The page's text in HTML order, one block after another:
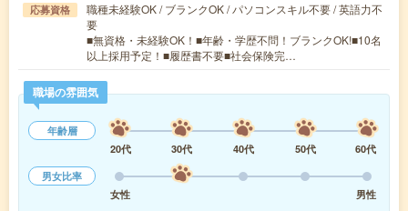
応募資格
職種未経験OK / ブランクOK / パソコンスキル不要 / 英語力不
要
■無資格・未経験OK！■年齢・学歴不問！ブランクOK!■10名
以上採用予定！■履歴書不要■社会保険完…
職場の雰囲気
年齢層
20代
30代 40代 50代
60代
男女比率
女性
男性